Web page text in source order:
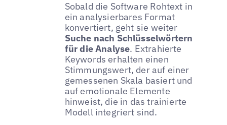
Sobald die Software Rohtext in
ein analysierbares Format
konvertiert, geht sie weiter
Suche nach Schlüsselwörtern
für die Analyse. Extrahierte
Keywords erhalten einen
Stimmungswert, der auf einer
gemessenen Skala basiert und
auf emotionale Elemente
hinweist, die in das trainierte
Modell integriert sind.